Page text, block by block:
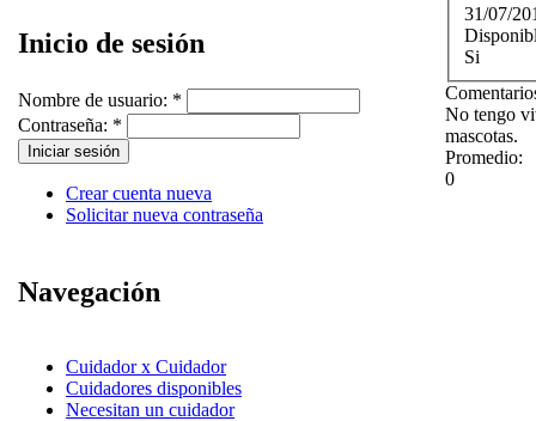
Inicio de sesión
Nombre de usuario: *
Contraseña: *
Crear cuenta nueva
Solicitar nueva contraseña
Navegación
Cuidador x Cuidador
Cuidadores disponibles
Necesitan un cuidador
31/07/
Si
No tengo
mascotas.
Promedio:
0